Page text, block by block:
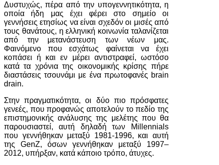
Δυστυχώς, πέρα από την υπογεννητικότητα, η
οποία ήδη μας έχει φέρει στο σημείο οι
γεννήσεις ετησίως να είναι σχεδόν οι μισές από
τους θανάτους, η ελληνική κοινωνία ταλανίζεται
από την μετανάστευση των νέων μας.
Φαινόμενο που εσχάτως φαίνεται να έχει
κοπάσει ή και εν μέρει αντιστραφεί, ωστόσο
κατά τα χρόνια της οικονομικής κρίσης πήρε
διαστάσεις τσουνάμι με ένα πρωτοφανές brain
drain.
Στην πραγματικότητα, οι δύο πιο πρόσφατες
γενεές, που προφανώς αποτελούν το πεδίο της
επιστημονικής ανάλυσης της μελέτης που θα
παρουσιαστεί, αυτή δηλαδή των Millennials
που γεννήθηκαν μεταξύ 1981-1996, και αυτή
της GenZ, όσων γεννήθηκαν μεταξύ 1997–
2012, υπήρξαν, κατά κάποιο τρόπο, άτυχες.